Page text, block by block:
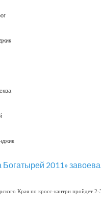
Края по кросс-кантри пройдет